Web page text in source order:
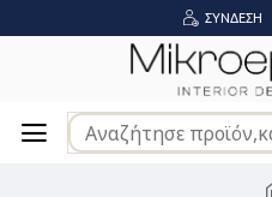
ΣΎΝΔΕΣΗ